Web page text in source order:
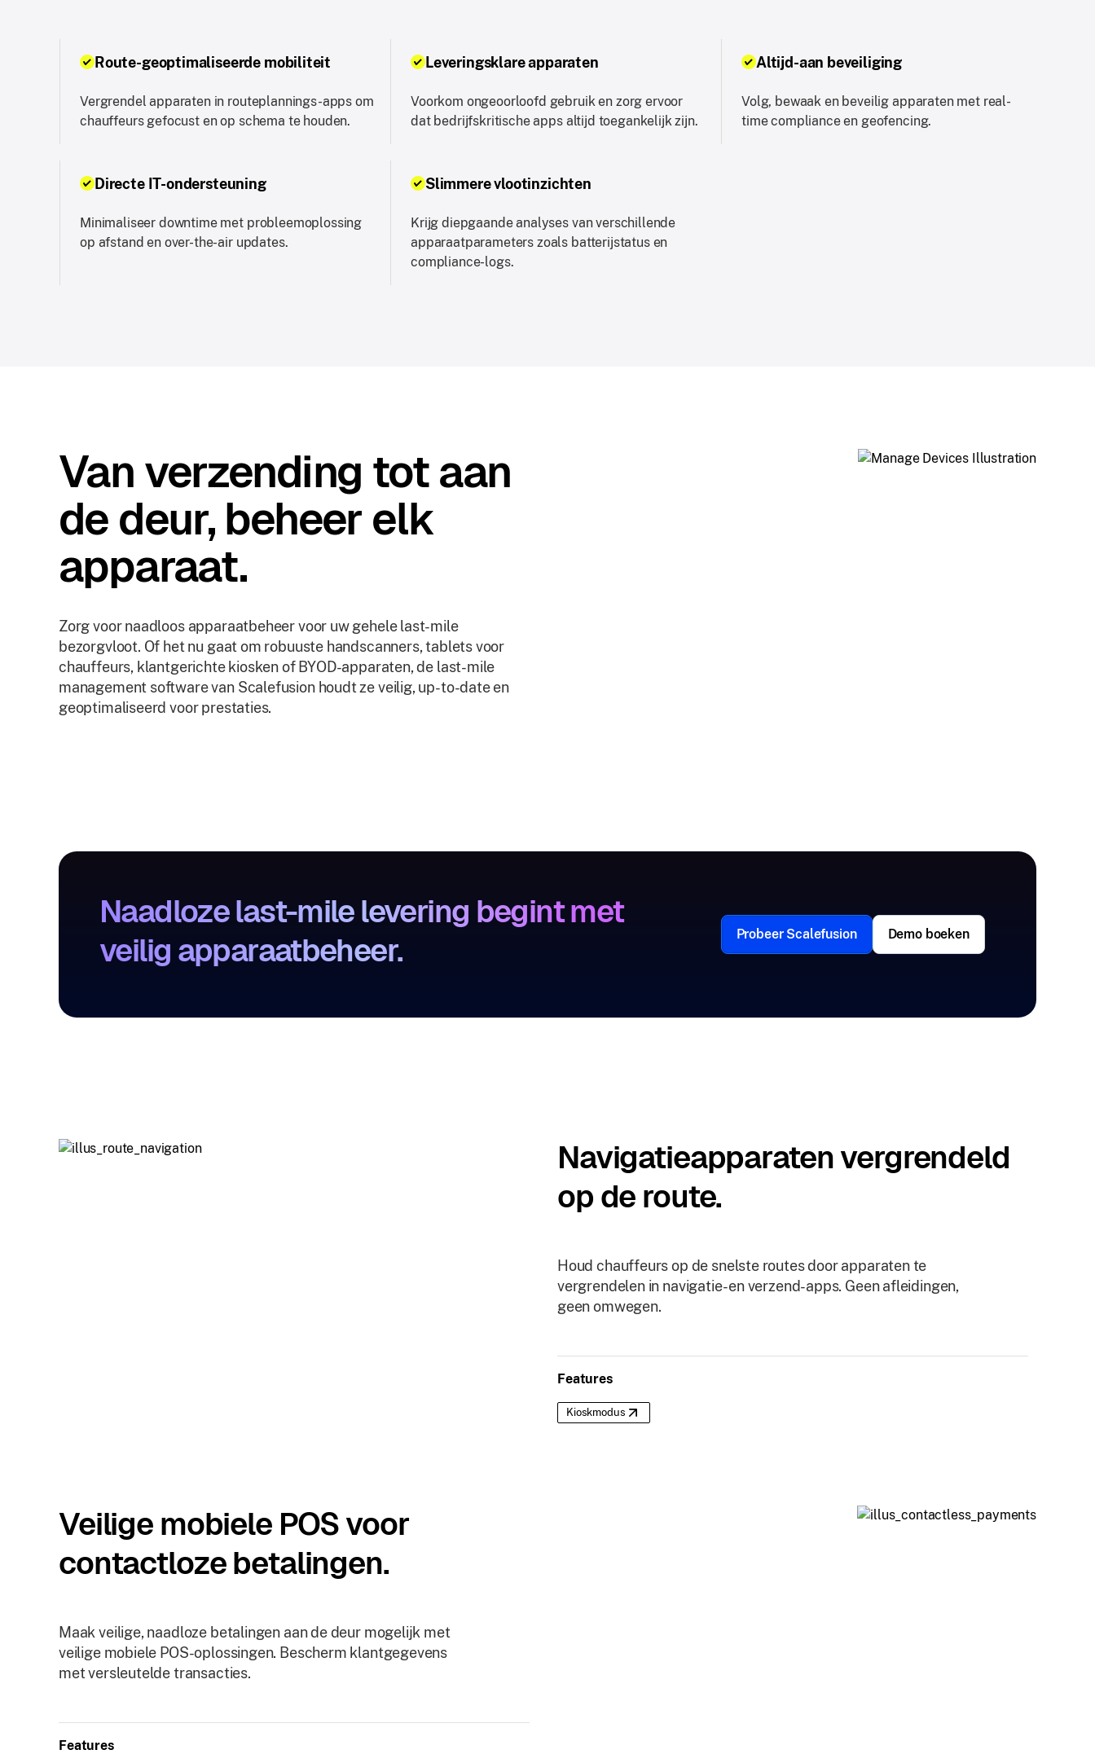
Route-geoptimaliseerde mobiliteit
Vergrendel apparaten in routeplannings-apps om
chauffeurs gefocust en op schema te houden.
Leveringsklare apparaten
Voorkom ongeoorloofd gebruik en zorg ervoor
dat bedrijfskritische apps altijd toegankelijk zijn.
Altijd-aan beveiliging
Volg, bewaak en beveilig apparaten met real-
time compliance en geofencing.
Directe IT-ondersteuning
Minimaliseer downtime met probleemoplossing
op afstand en over-the-air updates.
Slimmere vlootinzichten
Krijg diepgaande analyses van verschillende
apparaatparameters zoals batterijstatus en
compliance-logs.
Van verzending tot aan
de deur, beheer elk
apparaat.
Zorg voor naadloos apparaatbeheer voor uw gehele last-mile
bezorgvloot. Of het nu gaat om robuuste handscanners, tablets voor
chauffeurs, klantgerichte kiosken of BYOD-apparaten, de last-mile
management software van Scalefusion houdt ze veilig, up-to-date en
geoptimaliseerd voor prestaties.
Naadloze last-mile levering begint met
veilig apparaatbeheer.
Probeer Scalefusion Demo boeken
Navigatieapparaten vergrendeld
op de route.
Houd chauffeurs op de snelste routes door apparaten te
vergrendelen in navigatie- en verzend-apps. Geen afleidingen,
geen omwegen.
Features
Kioskmodus
Veilige mobiele POS voor
contactloze betalingen.
Maak veilige, naadloze betalingen aan de deur mogelijk met
veilige mobiele POS-oplossingen. Bescherm klantgegevens
met versleutelde transacties.
Features